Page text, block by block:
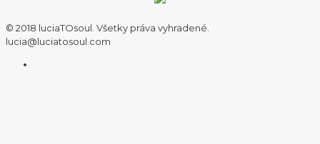
© 2018 luciaTOsoul. Všetky práva vyhradené.
lucia@luciatosoul.com